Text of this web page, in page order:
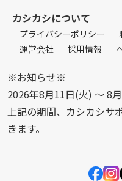
カシカシについて
プライバシーポリシー
運営会社
採用情報
※お知らせ※
2026年8月11日(火) 〜 8
上記の期間、カシカシサ
きます。